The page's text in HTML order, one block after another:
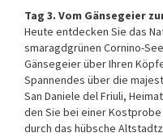
Tag 3. Vom Gänsegeier
Heute entdecken Sie das
smaragdgrünen Cornino-
Gänsegeier über Ihren
Spannendes über die
San Daniele del Friuli,
den Sie bei einer
durch das hübsche